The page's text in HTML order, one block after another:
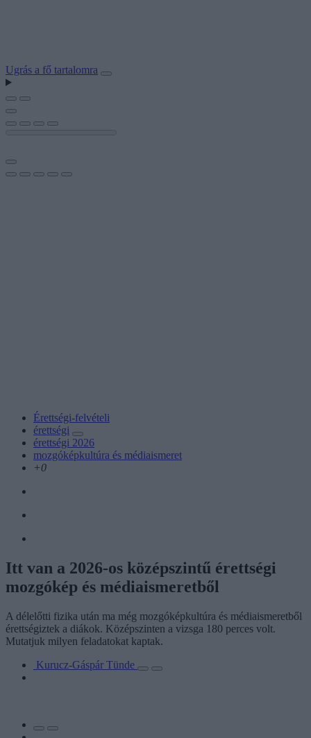
Ugrás a fő tartalomra
Érettségi-felvételi
érettségi
érettségi 2026
mozgóképkultúra és médiaismeret
+0
Itt van a 2026-os középszintű érettségi
mozgókép és médiaismeretből
A délelőtti fizika után ma még mozgóképkultúra és médiaismeretből
érettségiztek a diákok. Középszinten a vizsga 180 perces volt.
Mutatjuk milyen feladatokat kaptak.
Kurucz-Gáspár Tünde